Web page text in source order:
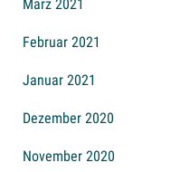
März 2021
Februar 2021
Januar 2021
Dezember 2020
November 2020